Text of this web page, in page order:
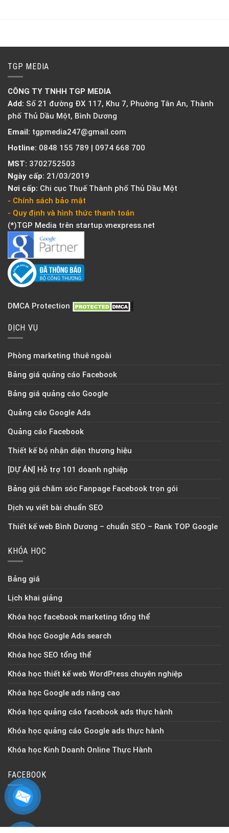
TGP MEDIA
CÔNG TY TNHH TGP MEDIA
Add: Số 21 đường ĐX 117, Khu 7, Phuờng Tân An, Thành
phố Thủ Dầu Một, Bình Dương
Email: tgpmedia247@gmail.com
Hotline: 0848 155 789 | 0974 668 700
MST: 3702752503
Ngày cấp: 21/03/2019
Nơi cấp: Chi cục Thuế Thành phố Thủ Dầu Một
- Chính sách bảo mật
- Quy định và hình thức thanh toán
(*)TGP Media trên startup.vnexpress.net
DMCA Protection
DỊCH VỤ
Phòng marketing thuê ngoài
Bảng giá quảng cáo Facebook
Bảng giá quảng cáo Google
Quảng cáo Google Ads
Quảng cáo Facebook
Thiết kế bộ nhận diện thương hiệu
[DỰ ÁN] Hỗ trợ 101 doanh nghiệp
Bảng giá chăm sóc Fanpage Facebook trọn gói
Dịch vụ viết bài chuẩn SEO
Thiết kế web Bình Dương – chuẩn SEO – Rank TOP Google
KHÓA HỌC
Bảng giá
Lịch khai giảng
Khóa học facebook marketing tổng thể
Khóa học Google Ads search
Khóa học SEO tổng thể
Khóa học thiết kế web WordPress chuyên nghiệp
Khóa học Google ads nâng cao
Khóa học quảng cáo facebook ads thực hành
Khóa học quảng cáo Google ads thực hành
Khóa học Kinh Doanh Online Thực Hành
FACEBOOK